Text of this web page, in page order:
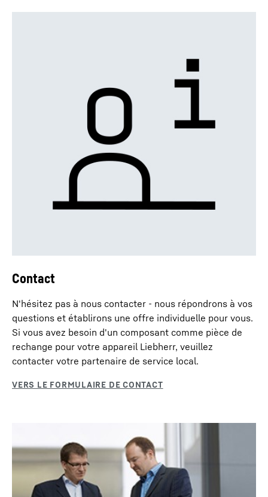
Contact
N'hésitez pas à nous contacter - nous répondrons à vos
questions et établirons une offre individuelle pour vous.
Si vous avez besoin d'un composant comme pièce de
rechange pour votre appareil Liebherr, veuillez
contacter votre partenaire de service local.